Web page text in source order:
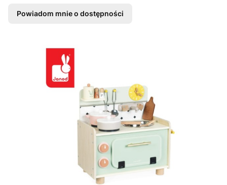
Powiadom mnie o dostępności